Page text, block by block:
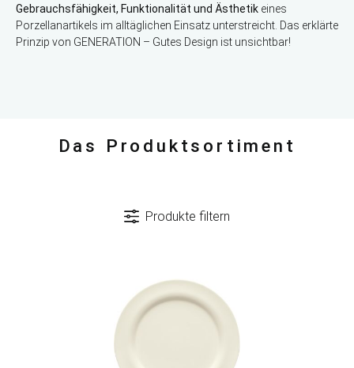
Gebrauchsfähigkeit, Funktionalität und Ästhetik eines
Porzellanartikels im alltäglichen Einsatz unterstreicht. Das erklärte
Prinzip von GENERATION – Gutes Design ist unsichtbar!
Das Produktsortiment
Produkte filtern